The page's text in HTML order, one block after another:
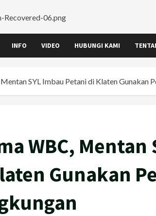
INFO VIDEO HUBUNGI KAMI
SYL Imbau Petani di Klaten Gunakan
WBC, Mentan
Gunakan